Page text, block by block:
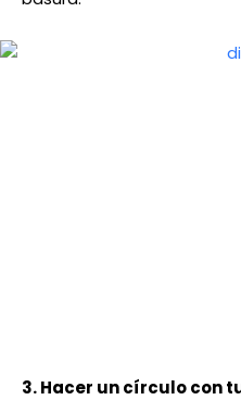
3. Hacer un círculo con